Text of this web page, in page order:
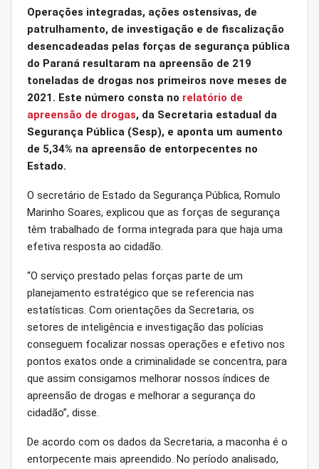
Operações integradas, ações ostensivas, de
patrulhamento, de investigação e de fiscalização
desencadeadas pelas forças de segurança pública
do Paraná resultaram na apreensão de 219
toneladas de drogas nos primeiros nove meses de
2021. Este número consta no relatório de
apreensão de drogas, da Secretaria estadual da
Segurança Pública (Sesp), e aponta um aumento
de 5,34% na apreensão de entorpecentes no
Estado.
O secretário de Estado da Segurança Pública, Romulo
Marinho Soares, explicou que as forças de segurança
têm trabalhado de forma integrada para que haja uma
efetiva resposta ao cidadão.
“O serviço prestado pelas forças parte de um
planejamento estratégico que se referencia nas
estatísticas. Com orientações da Secretaria, os
setores de inteligência e investigação das polícias
conseguem focalizar nossas operações e efetivo nos
pontos exatos onde a criminalidade se concentra, para
que assim consigamos melhorar nossos índices de
apreensão de drogas e melhorar a segurança do
cidadão”, disse.
De acordo com os dados da Secretaria, a maconha é o
entorpecente mais apreendido. No período analisado,